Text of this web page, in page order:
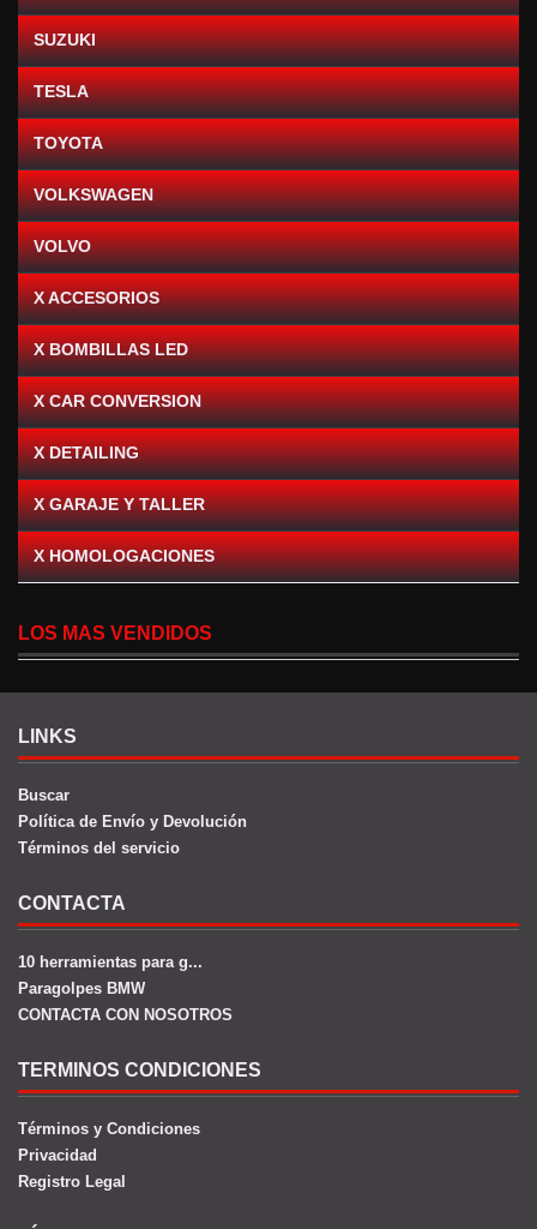
SUZUKI
TESLA
TOYOTA
VOLKSWAGEN
VOLVO
X ACCESORIOS
X BOMBILLAS LED
X CAR CONVERSION
X DETAILING
X GARAJE Y TALLER
X HOMOLOGACIONES
LOS MAS VENDIDOS
LINKS
Buscar
Política de Envío y Devolución
Términos del servicio
CONTACTA
10 herramientas para g...
Paragolpes BMW
CONTACTA CON NOSOTROS
TERMINOS CONDICIONES
Términos y Condiciones
Privacidad
Registro Legal